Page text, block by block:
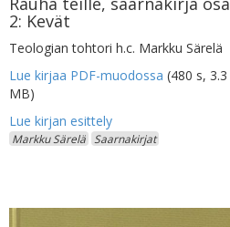
2: Kevät
Teologian tohtori h.c. Markku Särelä
Lue kirjaa PDF-muodossa (480 s, 3.3
MB)
Markku Särelä Saarnakirjat